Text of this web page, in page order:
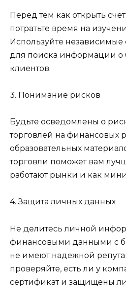
Перед тем как открыть
потратьте время на
Используйте
для поиска информации о
клиентов.
3. Понимание рисков
Будьте осведомлены о
торговлей на финансовых
образовательных
торговли поможет вам
работают рынки и как
4. Защита личных данных
Не делитесь личной
финансовыми данными с
не имеют надежной
проверяйте, есть ли у
сертификат и защищены